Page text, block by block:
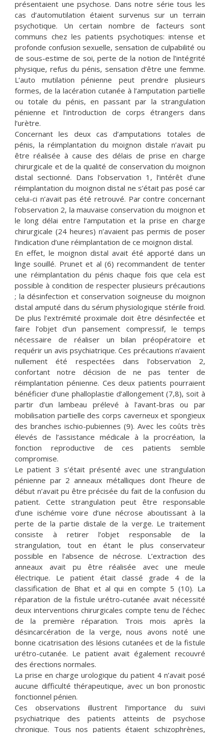
présentaient une psychose. Dans notre série tous les
cas d’automutilation étaient survenus sur un terrain
psychotique. Un certain nombre de facteurs sont
communs chez les patients psychotiques: intense et
profonde confusion sexuelle, sensation de culpabilité ou
de sous-estime de soi, perte de la notion de l’intégrité
physique, refus du pénis, sensation d’être une femme.
L’auto mutilation pénienne peut prendre plusieurs
formes, de la lacération cutanée à l’amputation partielle
ou totale du pénis, en passant par la strangulation
pénienne et l’introduction de corps étrangers dans
l’urètre.
Concernant les deux cas d’amputations totales de
pénis, la réimplantation du moignon distale n’avait pu
être réalisée à cause des délais de prise en charge
chirurgicale et de la qualité de conservation du moignon
distal sectionné. Dans l’observation 1, l’intérêt d’une
réimplantation du moignon distal ne s’était pas posé car
celui-ci n’avait pas été retrouvé. Par contre concernant
l’observation 2, la mauvaise conservation du moignon et
le long délai entre l’amputation et la prise en charge
chirurgicale (24 heures) n’avaient pas permis de poser
l’indication d’une réimplantation de ce moignon distal.
En effet, le moignon distal avait été apporté dans un
linge souillé. Prunet et al (6) recommandent de tenter
une réimplantation du pénis chaque fois que cela est
possible à condition de respecter plusieurs précautions
; la désinfection et conservation soigneuse du moignon
distal amputé dans du sérum physiologique stérile froid.
De plus l’extrémité proximale doit être désinfectée et
faire l’objet d’un pansement compressif, le temps
nécessaire de réaliser un bilan préopératoire et
requérir un avis psychiatrique. Ces précautions n’avaient
nullement été respectées dans l’observation 2,
confortant notre décision de ne pas tenter de
réimplantation pénienne. Ces deux patients pourraient
bénéficier d’une phalloplastie d’allongement (7,8), soit à
partir d’un lambeau prélevé à l’avant-bras ou par
mobilisation partielle des corps caverneux et spongieux
des branches ischio-pubiennes (9). Avec les coûts très
élevés de l’assistance médicale à la procréation, la
fonction reproductive de ces patients semble
compromise.
Le patient 3 s’était présenté avec une strangulation
pénienne par 2 anneaux métalliques dont l’heure de
début n’avait pu être précisée du fait de la confusion du
patient. Cette strangulation peut être responsable
d’une ischémie voire d’une nécrose aboutissant à la
perte de la partie distale de la verge. Le traitement
consiste à retirer l’objet responsable de la
strangulation, tout en étant le plus conservateur
possible en l’absence de nécrose. L’extraction des
anneaux avait pu être réalisée avec une meule
électrique. Le patient était classé grade 4 de la
classification de Bhat et al qui en compte 5 (10). La
réparation de la fistule urétro-cutanée avait nécessité
deux interventions chirurgicales compte tenu de l’échec
de la première réparation. Trois mois après la
désincarcération de la verge, nous avons noté une
bonne cicatrisation des lésions cutanées et de la fistule
urétro-cutanée. Le patient avait également recouvré
des érections normales.
La prise en charge urologique du patient 4 n’avait posé
aucune difficulté thérapeutique, avec un bon pronostic
fonctionnel pénien.
Ces observations illustrent l’importance du suivi
psychiatrique des patients atteints de psychose
chronique. Tous nos patients étaient schizophrènes,